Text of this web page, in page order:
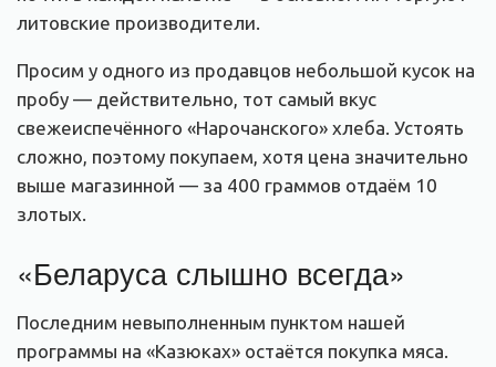
литовские производители.
Просим у одного из продавцов небольшой кусок на
пробу — действительно, тот самый вкус
свежеиспечённого «Нарочанского» хлеба. Устоять
сложно, поэтому покупаем, хотя цена значительно
выше магазинной — за 400 граммов отдаём 10
злотых.
«Беларуса слышно всегда»
Последним невыполненным пунктом нашей
программы на «Казюках» остаётся покупка мяса.